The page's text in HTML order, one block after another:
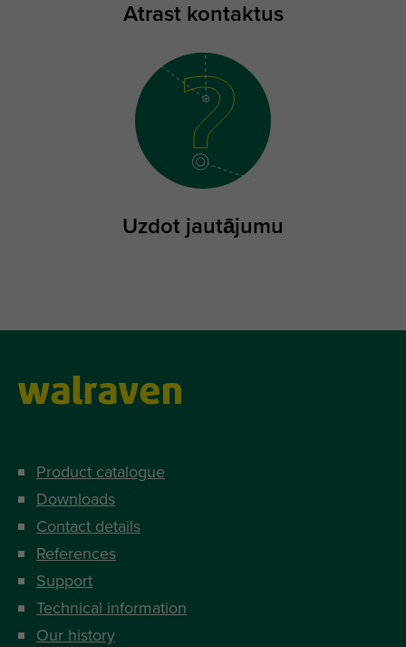
Atrast kontaktus
Uzdot jautājumu
Product catalogue
Downloads
Contact details
References
Support
Technical information
Our history